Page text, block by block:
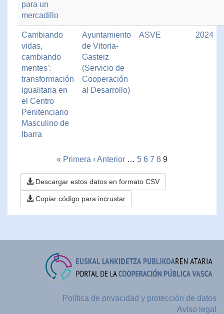
para un
mercadillo
Cambiando
vidas,
cambiando
mentes':
transformación
igualitaria en
el Centro
Penitenciario
Masculino de
Ibarra
Ayuntamiento
de Vitoria-
Gasteiz
(Servicio de
Cooperación
al Desarrollo)
ASVE 2024
« Primera ‹ Anterior … 5 6 7 8 9
Descargar estos datos en formato CSV
Copiar código para incrustar
Política de privacidad y protección de datos
Aviso legal